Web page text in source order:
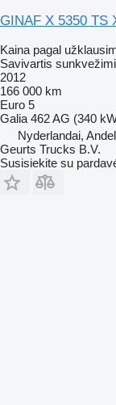
GINAF X 5350 TS
Kaina pagal
Savivartis
2012
166 000 km
Euro 5
Galia 462 AG (340
Nyderlandai,
Geurts Trucks B.V.
Susisiekite su